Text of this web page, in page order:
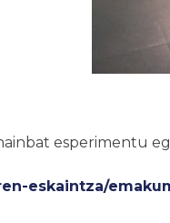
esperimentu
eskaintza/